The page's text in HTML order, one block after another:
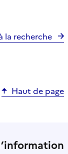
la recherche
Haut de page